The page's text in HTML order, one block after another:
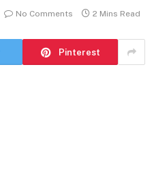
No Comments 2 Mins Read
Pinterest